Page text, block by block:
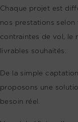
Chaque projet est
nos prestations
contraintes de vol, le
livrables souhaités.
De la simple
proposons une
besoin réel.